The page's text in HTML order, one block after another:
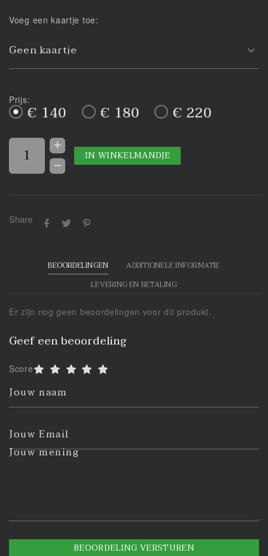
Voeg een kaartje toe:
Geen kaartje
Prijs:
€ 140 € 180 € 220
IN WINKELMANDJE
Share
BEOORDELINGEN
ADDITIONELE INFORMATIE
LEVERING EN BETALING
Er zijn nog geen beoordelingen voor dit produkt.
Geef een beoordeling
Score
Jouw naam
Jouw Email
Jouw mening
BEOORDELING VERSTUREN